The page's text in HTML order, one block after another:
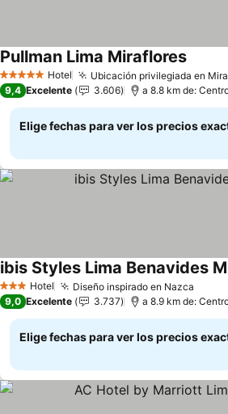
5 Estrellas Hotel Ubicación privilegiada en
Pullman Lima Miraflores
9,4 Excelente 3.606 a 8.8 km de:
Elige fechas para ver los precios
3 Estrellas
Hotel Diseño inspirado en Nazca
ibis Styles Lima Benavides
9,0 Excelente 3.737 a 8.9 km de:
Elige fechas para ver los precios